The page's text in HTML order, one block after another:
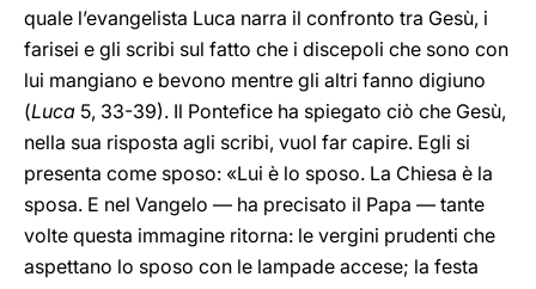
quale l’evangelista Luca narra il confronto tra Gesù, i
farisei e gli scribi sul fatto che i discepoli che sono con
lui mangiano e bevono mentre gli altri fanno digiuno
(Luca 5, 33-39). Il Pontefice ha spiegato ciò che Gesù,
nella sua risposta agli scribi, vuol far capire. Egli si
presenta come sposo: «Lui è lo sposo. La Chiesa è la
sposa. E nel Vangelo — ha precisato il Papa — tante
volte questa immagine ritorna: le vergini prudenti che
aspettano lo sposo con le lampade accese; la festa